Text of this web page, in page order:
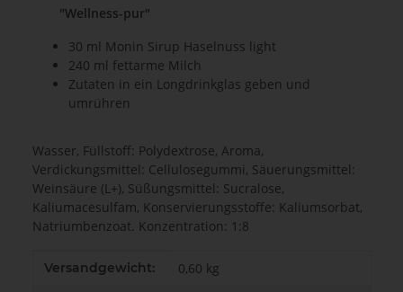
"Wellness-pur"
30 ml Monin Sirup Haselnuss light
240 ml fettarme Milch
Zutaten in ein Longdrinkglas geben und
umrühren
Wasser, Füllstoff: Polydextrose, Aroma,
Verdickungsmittel: Cellulosegummi, Säuerungsmittel:
Weinsäure (L+), Süßungsmittel: Sucralose,
Kaliumacesulfam, Konservierungsstoffe: Kaliumsorbat,
Natriumbenzoat. Konzentration: 1:8
Produkteigenschaft
Wert
Versandgewicht: 0,60 kg